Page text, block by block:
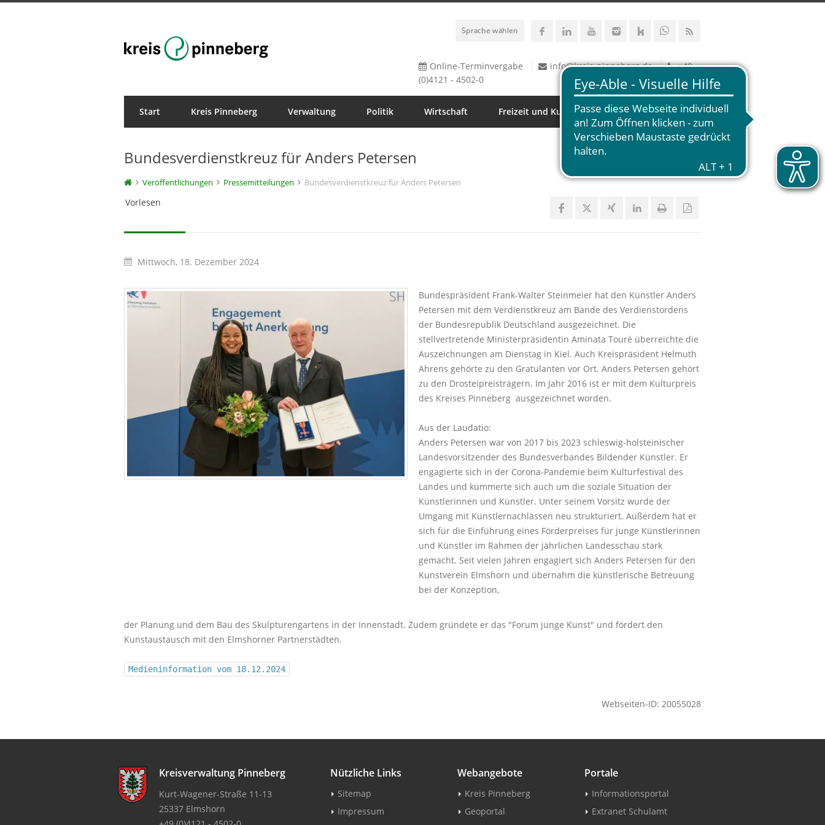
Sprache wählen
Online-Terminvergabe info@kreis-pinneberg.de
+49
(0)4121 - 4502-0
Start Kreis Pinneberg Verwaltung Politik Wirtschaft Freizeit und Kultur
Bundesverdienstkreuz für Anders Petersen
Veröffentlichungen Pressemitteilungen Bundesverdienstkreuz für Anders Petersen
Vorlesen
Mittwoch, 18. Dezember 2024
Bundespräsident Frank-Walter Steinmeier hat den Künstler Anders
Petersen mit dem Verdienstkreuz am Bande des Verdienstordens
der Bundesrepublik Deutschland ausgezeichnet. Die
stellvertretende Ministerpräsidentin Aminata Touré überreichte die
Auszeichnungen am Dienstag in Kiel. Auch Kreispräsident Helmuth
Ahrens gehörte zu den Gratulanten vor Ort. Anders Petersen gehört
zu den Drosteipreisträgern. Im Jahr 2016 ist er mit dem Kulturpreis
des Kreises Pinneberg ausgezeichnet worden.
Aus der Laudatio:
Anders Petersen war von 2017 bis 2023 schleswig-holsteinischer
Landesvorsitzender des Bundesverbandes Bildender Künstler. Er
engagierte sich in der Corona-Pandemie beim Kulturfestival des
Landes und kümmerte sich auch um die soziale Situation der
Künstlerinnen und Künstler. Unter seinem Vorsitz wurde der
Umgang mit Künstlernachlässen neu strukturiert. Außerdem hat er
sich für die Einführung eines Förderpreises für junge Künstlerinnen
und Künstler im Rahmen der jährlichen Landesschau stark
gemacht. Seit vielen Jahren engagiert sich Anders Petersen für den
Kunstverein Elmshorn und übernahm die künstlerische Betreuung
bei der Konzeption,
der Planung und dem Bau des Skulpturengartens in der Innenstadt. Zudem gründete er das "Forum junge Kunst" und fördert den
Kunstaustausch mit den Elmshorner Partnerstädten.
Medieninformation vom 18.12.2024
Webseiten-ID: 20055028
Kreisverwaltung Pinneberg
Kurt-Wagener-Straße 11-13
25337 Elmshorn
Nützliche Links
Sitemap
Impressum
Webangebote
Kreis Pinneberg
Geoportal
Portale
Informationsportal
Extranet Schulamt